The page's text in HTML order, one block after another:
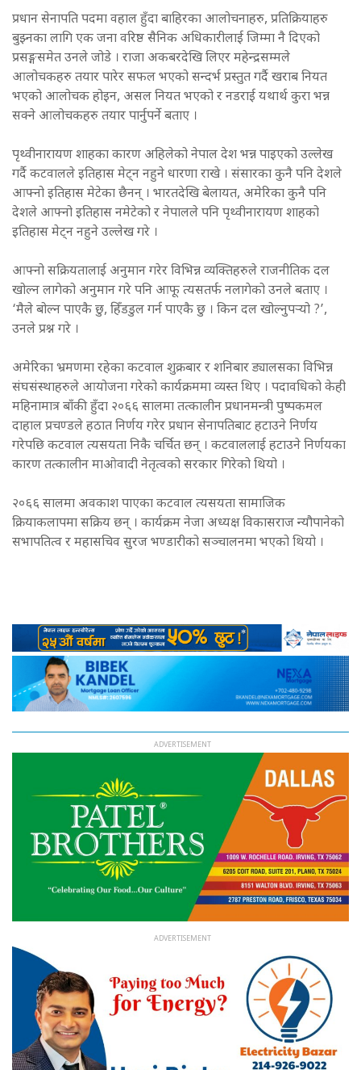
प्रधान सेनापति पदमा वहाल हुँदा बाहिरका आलोचनाहरु, प्रतिक्रियाहरु
बुझ्नका लागि एक जना वरिष्ठ सैनिक अधिकारीलाई जिम्मा नै दिएको
प्रसङ्गसमेत उनले जोडे । राजा अकबरदेखि लिएर महेन्द्रसम्मले
आलोचकहरु तयार पारेर सफल भएको सन्दर्भ प्रस्तुत गर्दै खराब नियत
भएको आलोचक होइन, असल नियत भएको र नडराई यथार्थ कुरा भन्न
सक्ने आलोचकहरु तयार पार्नुपर्ने बताए ।
पृथ्वीनारायण शाहका कारण अहिलेको नेपाल देश भन्न पाइएको उल्लेख
गर्दै कटवालले इतिहास मेट्न नहुने धारणा राखे । संसारका कुनै पनि देशले
आफ्नो इतिहास मेटेका छैनन् । भारतदेखि बेलायत, अमेरिका कुनै पनि
देशले आफ्नो इतिहास नमेटेको र नेपालले पनि पृथ्वीनारायण शाहको
इतिहास मेट्न नहुने उल्लेख गरे ।
आफ्नो सक्रियतालाई अनुमान गरेर विभिन्न व्यक्तिहरुले राजनीतिक दल
खोल्न लागेको अनुमान गरे पनि आफू त्यसतर्फ नलागेको उनले बताए ।
‘मैले बोल्न पाएकै छु, हिँडडुल गर्न पाएकै छु । किन दल खोल्नुपर्‍यो ?’,
उनले प्रश्न गरे ।
अमेरिका भ्रमणमा रहेका कटवाल शुक्रबार र शनिबार ड्यालसका विभिन्न
संघसंस्थाहरुले आयोजना गरेको कार्यक्रममा व्यस्त थिए । पदावधिको केही
महिनामात्र बाँकी हुँदा २०६६ सालमा तत्कालीन प्रधानमन्त्री पुष्पकमल
दाहाल प्रचण्डले हठात निर्णय गरेर प्रधान सेनापतिबाट हटाउने निर्णय
गरेपछि कटवाल त्यसयता निकै चर्चित छन् । कटवाललाई हटाउने निर्णयका
कारण तत्कालीन माओवादी नेतृत्वको सरकार गिरेको थियो ।
२०६६ सालमा अवकाश पाएका कटवाल त्यसयता सामाजिक
क्रियाकलापमा सक्रिय छन् । कार्यक्रम नेजा अध्यक्ष विकासराज न्यौपानेको
सभापतित्व र महासचिव सुरज भण्डारीको सञ्चालनमा भएको थियो ।